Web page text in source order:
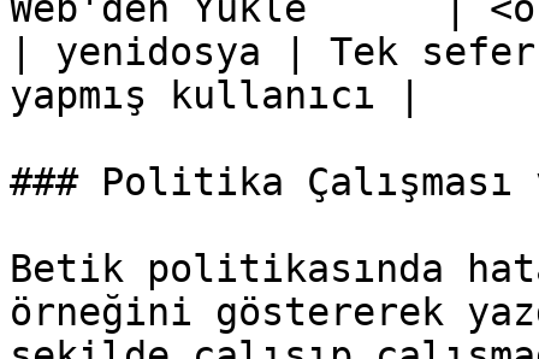
| yenidosya | Tek
yapmış kullanıcı |
### Politika Çalışması
Betik politikasında
örneğini göstererek